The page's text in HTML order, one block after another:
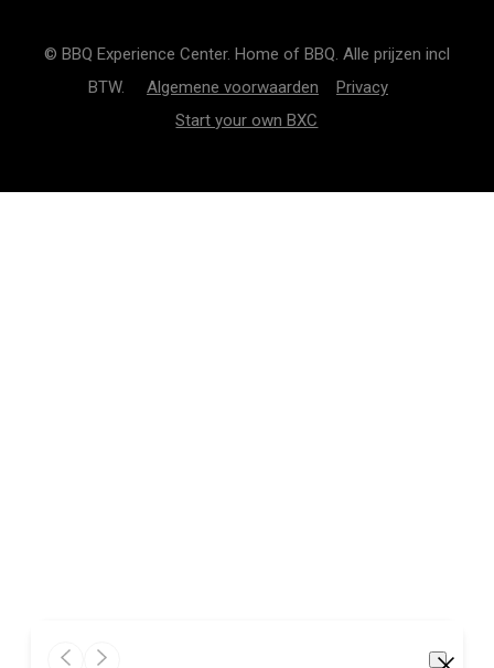
© BBQ Experience Center. Home of BBQ. Alle prijzen incl
BTW. Algemene voorwaarden
Privacy
Start your own BXC